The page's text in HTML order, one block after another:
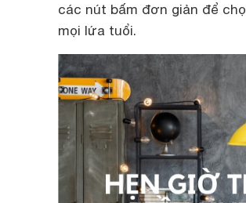
các nút bấm đơn giản để
mọi lứa tuổi.